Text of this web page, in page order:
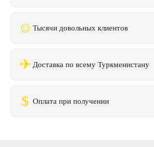
☺ Тысячи довольных клиентов
✈ Доставка по всему Туркменистану
$ Оплата при получении